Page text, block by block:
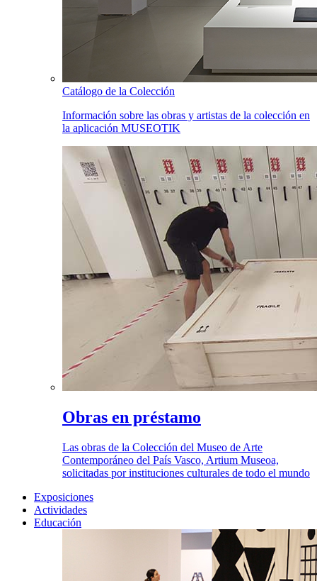
Catálogo de la Colección
Información sobre las obras y artistas de la colección en
la aplicación MUSEOTIK
Obras en préstamo
Las obras de la Colección del Museo de Arte
Contemporáneo del País Vasco, Artium Museoa,
solicitadas por instituciones culturales de todo el mundo
Exposiciones
Actividades
Educación